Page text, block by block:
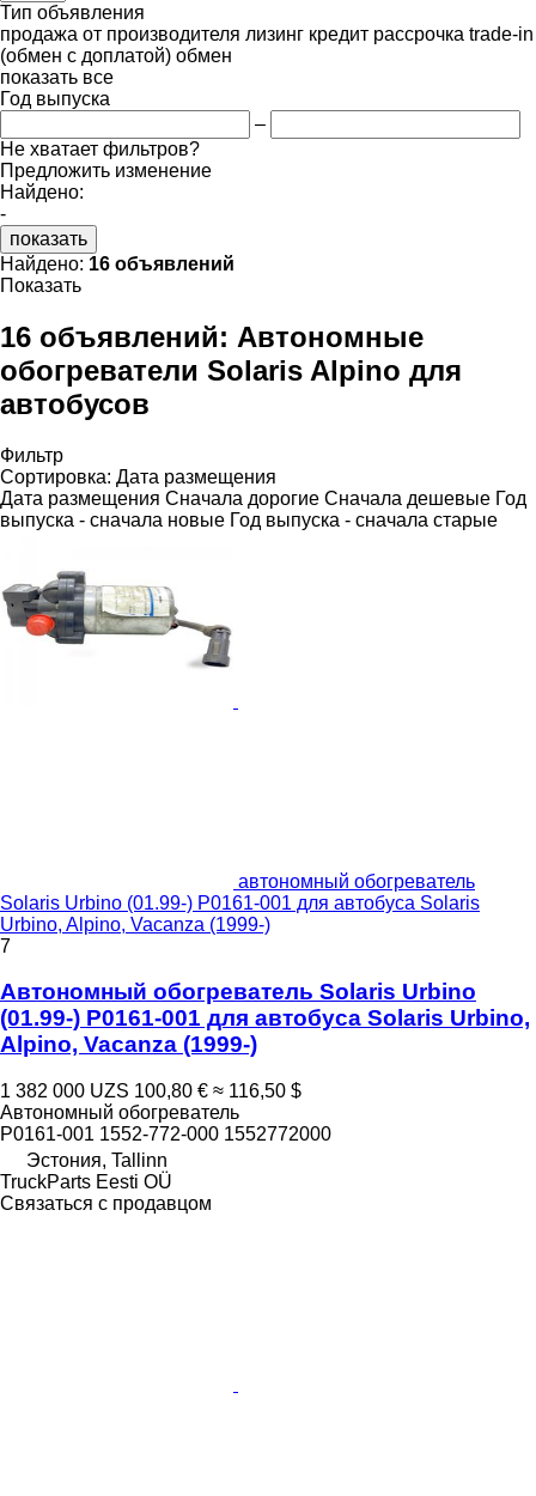
Тип объявления
продажа от производителя лизинг кредит рассрочка trade-in
(обмен с доплатой) обмен
показать все
Год выпуска
–
Не хватает фильтров?
Предложить изменение
Найдено:
-
показать
Найдено: 16 объявлений
Показать
16 объявлений: Автономные
обогреватели Solaris Alpino для
автобусов
Фильтр
Сортировка: Дата размещения
Дата размещения Сначала дорогие Сначала дешевые Год
выпуска - сначала новые Год выпуска - сначала старые
автономный обогреватель
Solaris Urbino (01.99-) P0161-001 для автобуса Solaris
Urbino, Alpino, Vacanza (1999-)
7
Автономный обогреватель Solaris Urbino
(01.99-) P0161-001 для автобуса Solaris Urbino,
Alpino, Vacanza (1999-)
1 382 000 UZS 100,80 € ≈ 116,50 $
Автономный обогреватель
P0161-001 1552-772-000 1552772000
Эстония, Tallinn
TruckParts Eesti OÜ
Связаться с продавцом